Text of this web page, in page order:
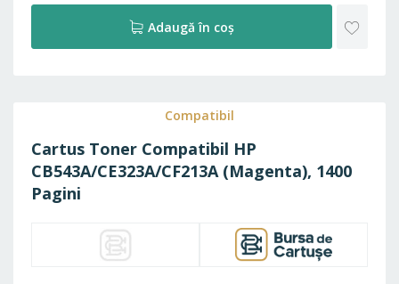
Adaugă în coș
Compatibil
Cartus Toner Compatibil HP
CB543A/CE323A/CF213A (Magenta), 1400
Pagini